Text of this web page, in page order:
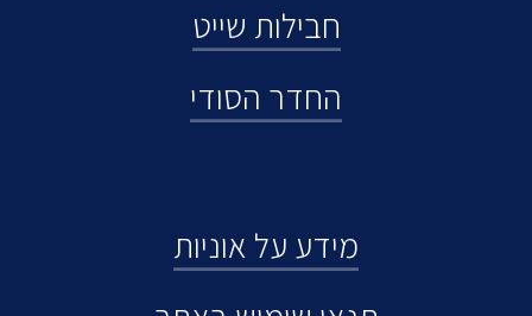
חבילות שייט
החדר הסודי
מידע על אוניות